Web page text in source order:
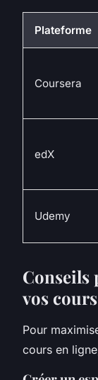
Plateforme
Coursera
edX
Udemy
Conseils
vos
Pour
cours en